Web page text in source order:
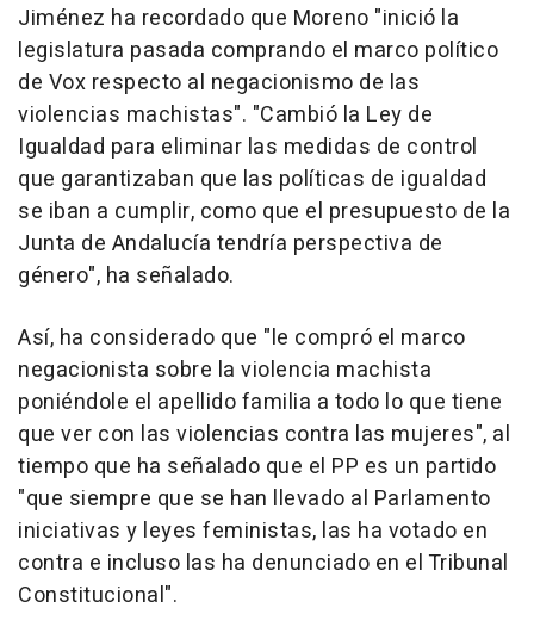
Jiménez ha recordado que Moreno "inició la
legislatura pasada comprando el marco político
de Vox respecto al negacionismo de las
violencias machistas". "Cambió la Ley de
Igualdad para eliminar las medidas de control
que garantizaban que las políticas de igualdad
se iban a cumplir, como que el presupuesto de la
Junta de Andalucía tendría perspectiva de
género", ha señalado.
Así, ha considerado que "le compró el marco
negacionista sobre la violencia machista
poniéndole el apellido familia a todo lo que tiene
que ver con las violencias contra las mujeres", al
tiempo que ha señalado que el PP es un partido
"que siempre que se han llevado al Parlamento
iniciativas y leyes feministas, las ha votado en
contra e incluso las ha denunciado en el Tribunal
Constitucional".